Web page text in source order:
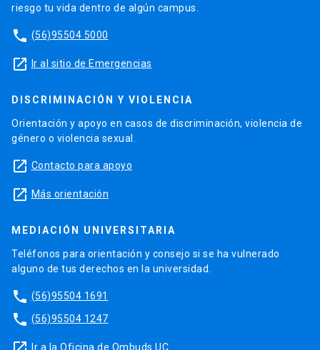
riesgo tu vida dentro de algún campus.
phone (56)95504 5000
launch Ir al sitio de Emergencias
DISCRIMINACIÓN Y VIOLENCIA
Orientación y apoyo en casos de discriminación, violencia de
género o violencia sexual.
launch Contacto para apoyo
launch Más orientación
MEDIACIÓN UNIVERSITARIA
Teléfonos para orientación y consejo si se ha vulnerado
alguno de tus derechos en la universidad.
phone (56)95504 1691
phone (56)95504 1247
Ir a la Oficina de Ombuds UC